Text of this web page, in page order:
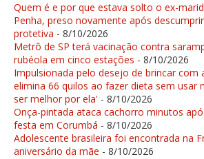
Quem é e por que estava solto o ex-
Penha, preso novamente após
protetiva - 8/10/2026
Metrô de SP terá vacinação contra
rubéola em cinco estações - 8/10/2026
Impulsionada pelo desejo de brincar com
elimina 66 quilos ao fazer dieta sem usar
ser melhor por ela' - 8/10/2026
Onça-pintada ataca cachorro minutos
festa em Corumbá - 8/10/2026
Adolescente brasileira foi encontrada na
aniversário da mãe - 8/10/2026